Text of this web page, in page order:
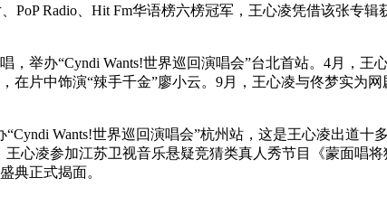
PoP Radio、Hit Fm华语榜六榜冠军，王心凌凭借该张专
，举办“Cyndi Wants!世界巡回演唱会”台北首站。4月，
在片中饰演“辣手千金”廖小云。9月，王心凌与佟梦实为
Wants!世界巡回演唱会”杭州站，这是王心凌出道
心凌参加江苏卫视音乐悬疑竞猜类真人秀节目《蒙面唱
典正式揭面。